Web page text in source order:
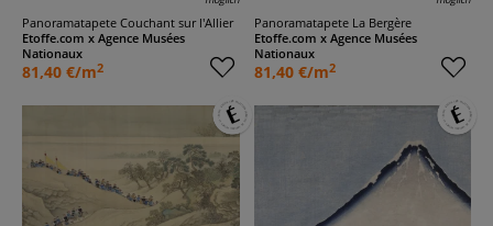
Panoramatapete Couchant sur l'Allier
Etoffe.com x Agence Musées
Nationaux
81,40 €/m2
Panoramatapete La Bergère
Etoffe.com x Agence Musées
Nationaux
81,40 €/m2